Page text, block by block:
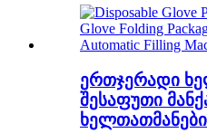
ერთჯერადი
შესაფუთი